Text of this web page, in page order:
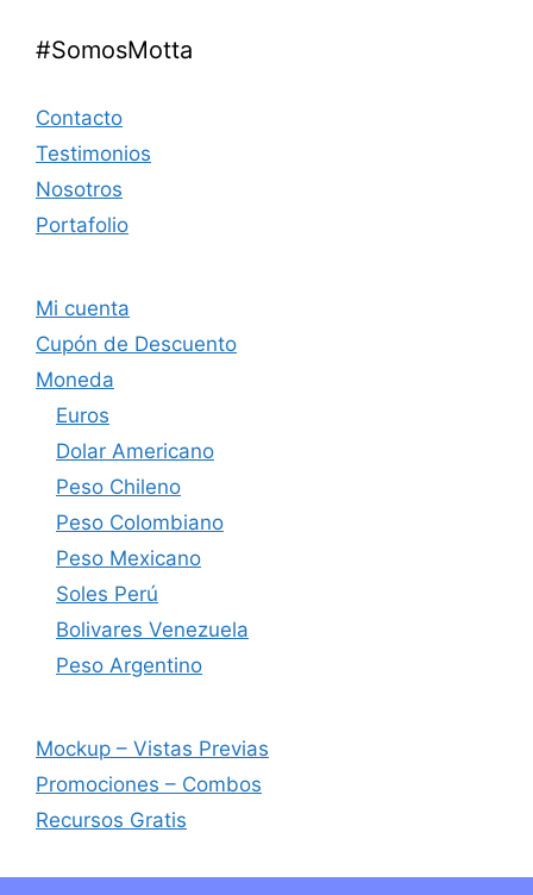
#SomosMotta
Contacto
Testimonios
Nosotros
Portafolio
Mi cuenta
Cupón de Descuento
Moneda
Euros
Dolar Americano
Peso Chileno
Peso Colombiano
Peso Mexicano
Soles Perú
Bolivares Venezuela
Peso Argentino
Mockup – Vistas Previas
Promociones – Combos
Recursos Gratis